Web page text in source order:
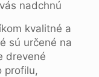
nadchnú
kvalitné a
sú určené na
drevené
profilu,